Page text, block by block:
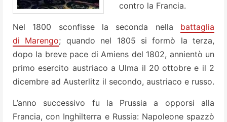
contro la Francia.
Nel 1800 sconfisse la seconda nella battaglia
di Marengo; quando nel 1805 si formò la terza,
dopo la breve pace di Amiens del 1802, annientò un
primo esercito austriaco a Ulma il 20 ottobre e il 2
dicembre ad Austerlitz il secondo, austriaco e russo.
L’anno successivo fu la Prussia a opporsi alla
Francia, con Inghilterra e Russia: Napoleone spazzò